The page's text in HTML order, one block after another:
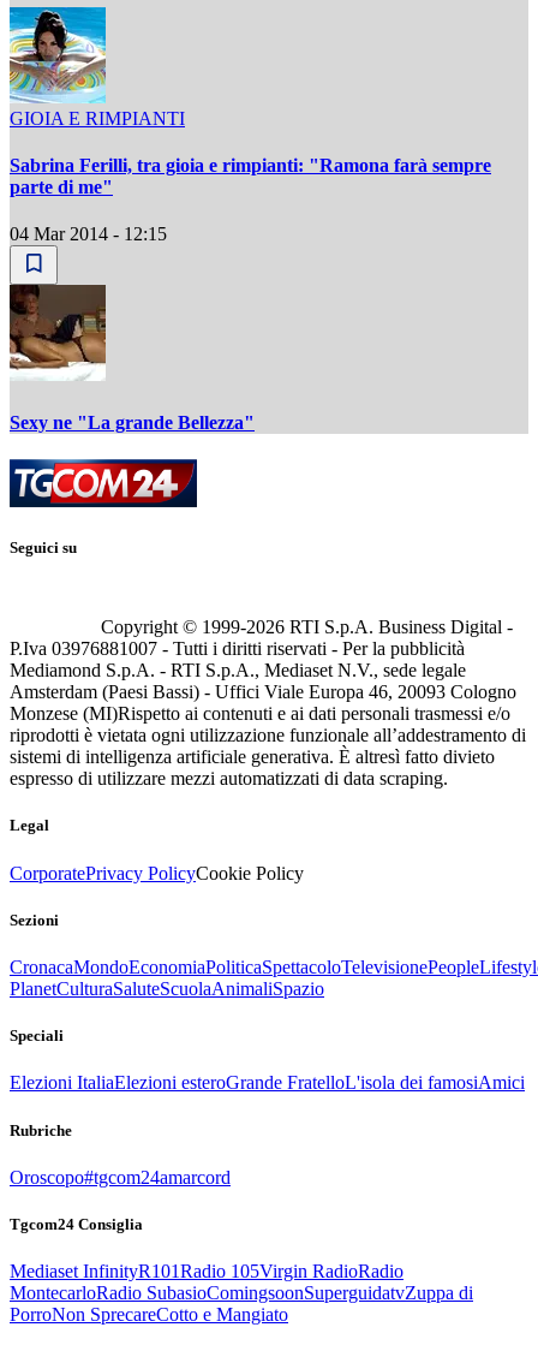
GIOIA E RIMPIANTI
Sabrina Ferilli, tra gioia e rimpianti: "Ramona farà sempre
parte di me"
04 Mar 2014 - 12:15
Sexy ne "La grande Bellezza"
Seguici su
Copyright © 1999-2026 RTI S.p.A. Business Digital -
P.Iva 03976881007 - Tutti i diritti riservati - Per la pubblicità
Mediamond S.p.A. - RTI S.p.A., Mediaset N.V., sede legale
Amsterdam (Paesi Bassi) - Uffici Viale Europa 46, 20093 Cologno
Monzese (MI)Rispetto ai contenuti e ai dati personali trasmessi e/o
riprodotti è vietata ogni utilizzazione funzionale all’addestramento di
sistemi di intelligenza artificiale generativa. È altresì fatto divieto
espresso di utilizzare mezzi automatizzati di data scraping.
Legal
CorporatePrivacy PolicyCookie Policy
Sezioni
CronacaMondoEconomiaPoliticaSpettacoloTelevisionePeople
PlanetCulturaSaluteScuolaAnimaliSpazio
Speciali
Elezioni ItaliaElezioni esteroGrande FratelloL'isola dei famosiAmici
Rubriche
Oroscopo#tgcom24amarcord
Tgcom24 Consiglia
Mediaset InfinityR101Radio 105Virgin RadioRadio
MontecarloRadio SubasioComingsoonSuperguidatvZuppa di
PorroNon SprecareCotto e Mangiato